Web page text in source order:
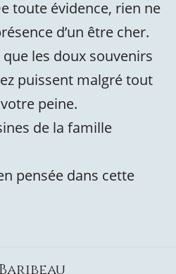
toute évidence, rien ne
d’un être cher.
les doux souvenirs
puissent malgré tout
peine.
de la famille
pensée dans cette